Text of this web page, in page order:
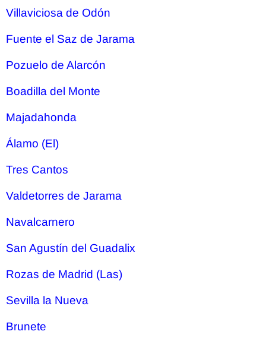
Villaviciosa de Odón
Fuente el Saz de Jarama
Pozuelo de Alarcón
Boadilla del Monte
Majadahonda
Álamo (El)
Tres Cantos
Valdetorres de Jarama
Navalcarnero
San Agustín del Guadalix
Rozas de Madrid (Las)
Sevilla la Nueva
Brunete